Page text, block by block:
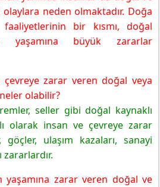
neden olmaktadır. Doğa
bir kısmı, doğal
büyük zararlar
çevreye zarar veren doğal veya
olabilir?
seller gibi doğal kaynaklı
olarak insan ve çevreye zarar
göçler, ulaşım kazaları, sanayi
zararlardır.
yaşamına zarar veren doğal ve